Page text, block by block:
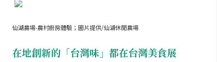
仙湖農場-農村廚房體驗；圖片提供/仙湖休閒農場
在地創新的「台灣味」都在台灣美食展